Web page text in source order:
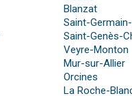
Blanzat
Saint-
Saint-Genès-
Veyre-Monton
Mur-sur-Allier
Orcines
La Roche-